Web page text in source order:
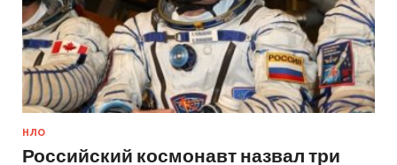
НЛО
Российский космонавт назвал три